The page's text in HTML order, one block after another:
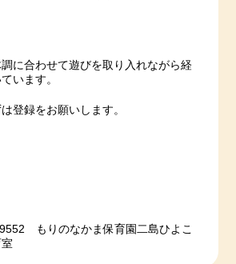
に合わせて遊びを取り入れながら経
います。
登録をお願いします。
もりのなかま保育園二島ひよこ